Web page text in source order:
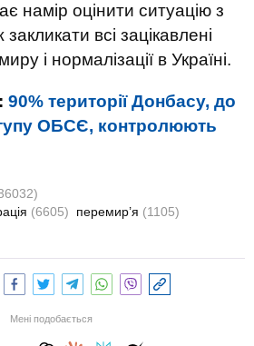
намір оцінити ситуацію з
всі зацікавлені
і нормалізації в Україні.
90% території Донбасу, до
ОБСЄ, контролюють
(6605) перемир’я (1105)
Мені подобається